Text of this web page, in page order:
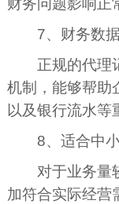
财务问题影响正
7、财务数
正规的代理
机制，能够帮助
以及银行流水等
8、适合中
对于业务量
加符合实际经营